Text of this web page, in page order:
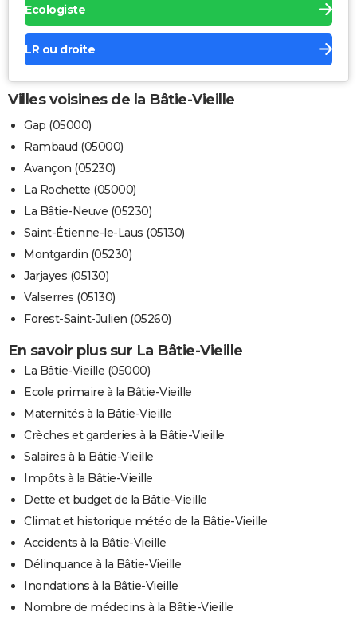
Ecologiste
LR ou droite
Villes voisines de la Bâtie-Vieille
Gap (05000)
Rambaud (05000)
Avançon (05230)
La Rochette (05000)
La Bâtie-Neuve (05230)
Saint-Étienne-le-Laus (05130)
Montgardin (05230)
Jarjayes (05130)
Valserres (05130)
Forest-Saint-Julien (05260)
En savoir plus sur La Bâtie-Vieille
La Bâtie-Vieille (05000)
Ecole primaire à la Bâtie-Vieille
Maternités à la Bâtie-Vieille
Crèches et garderies à la Bâtie-Vieille
Salaires à la Bâtie-Vieille
Impôts à la Bâtie-Vieille
Dette et budget de la Bâtie-Vieille
Climat et historique météo de la Bâtie-Vieille
Accidents à la Bâtie-Vieille
Délinquance à la Bâtie-Vieille
Inondations à la Bâtie-Vieille
Nombre de médecins à la Bâtie-Vieille